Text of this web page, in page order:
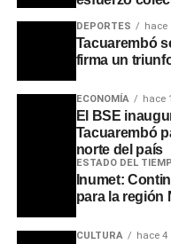
Portal del Norte
DEPORTES hace
Tacuarembó
firma un
ECONOMÍA hace
El BSE
Tacuarembó
norte del país
ESTADO DEL
Inumet:
para la región
CULTURA hace 4